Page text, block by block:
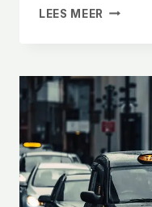
LEES MEER HOE
DE
OMVANG
EN
VAN
DE
STAD